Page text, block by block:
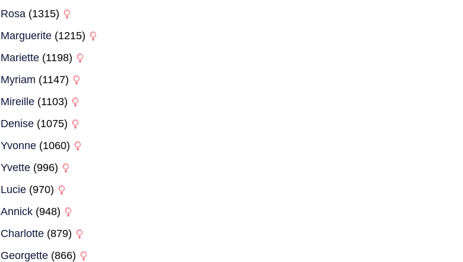
Rosa(1315)
Marguerite(1215)
Mariette(1198)
Myriam (1147)
Mireille(1103)
Denise(1075)
Yvonne(1060)
Yvette(996)
Lucie(970)
Annick(948)
Charlotte(879)
Georgette(866)